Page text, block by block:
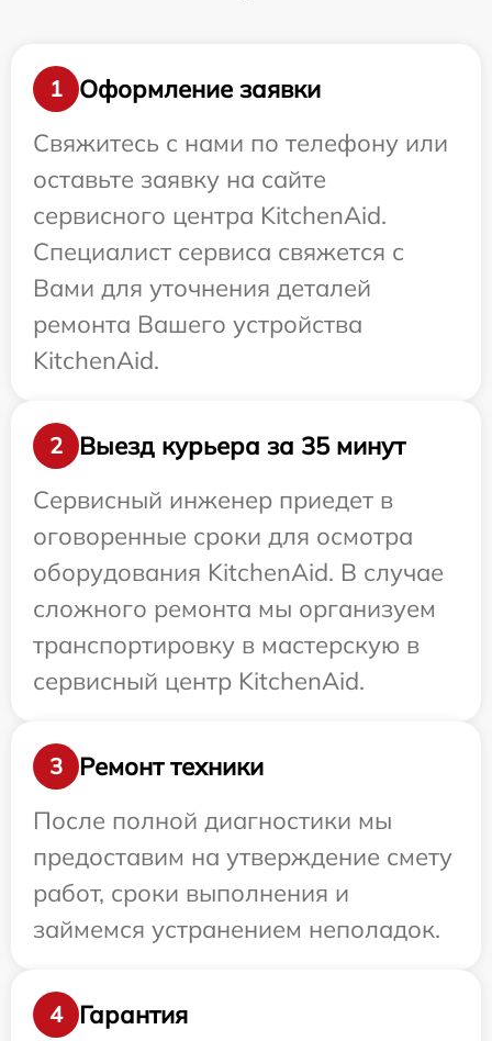
1
Оформление заявки
Свяжитесь с нами по телефону или
оставьте заявку на сайте
сервисного центра KitchenAid.
Специалист сервиса свяжется с
Вами для уточнения деталей
ремонта Вашего устройства
KitchenAid.
2
Выезд курьера за 35 минут
Сервисный инженер приедет в
оговоренные сроки для осмотра
оборудования KitchenAid. В случае
сложного ремонта мы организуем
транспортировку в мастерскую в
сервисный центр KitchenAid.
3
Ремонт техники
После полной диагностики мы
предоставим на утверждение смету
работ, сроки выполнения и
займемся устранением неполадок.
4 Гарантия